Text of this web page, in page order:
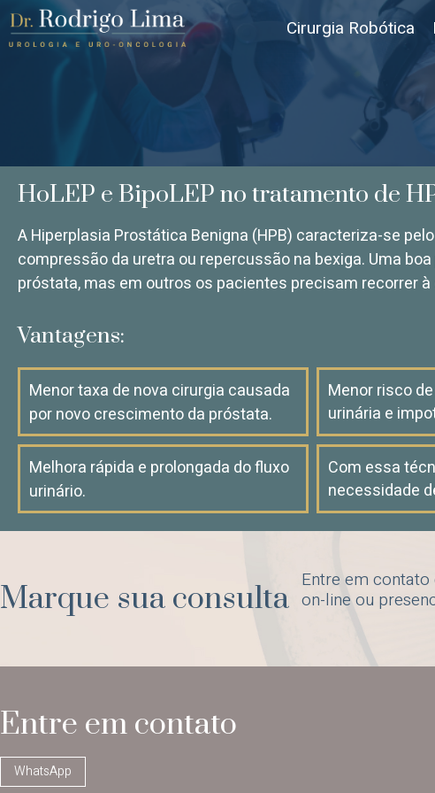
Cirurgia Robótica
HoLEP e BipoLEP no tratamento de
A Hiperplasia Prostática Benigna (HPB) caracteriza-se
compressão da uretra ou repercussão na bexiga. Uma
próstata, mas em outros os pacientes precisam recorrer à
Vantagens:
Menor taxa de nova cirurgia causada
por novo crescimento da próstata.
Menor risco
urinária e
Melhora rápida e prolongada do fluxo
urinário.
Com essa
necessidade
Marque sua consulta Entre em
on-line ou
Entre em contato
WhatsApp